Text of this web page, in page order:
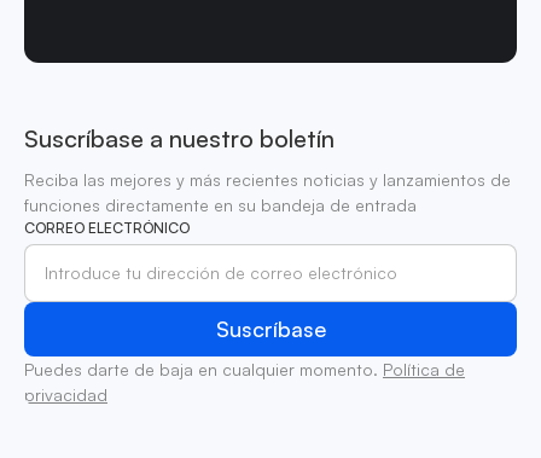
Suscríbase a nuestro boletín
Reciba las mejores y más recientes noticias y lanzamientos de
funciones directamente en su bandeja de entrada
CORREO ELECTRÓNICO
Puedes darte de baja en cualquier momento. Política de
privacidad